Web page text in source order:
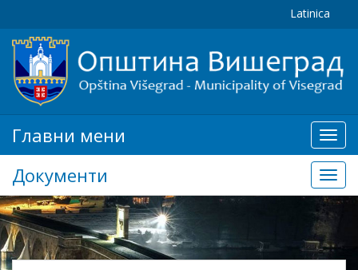
Latinica
мени
Главни мени
Документи